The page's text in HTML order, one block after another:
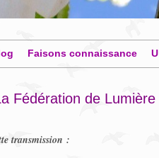
Faisons connaissance
Fédération de
transmission :